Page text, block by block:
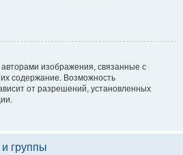
изображения, связанные с
содержание. Возможность
от разрешений, установленных
группы